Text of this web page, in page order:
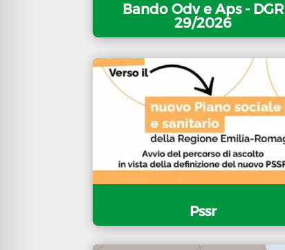
Bando Odv e Aps - DGR
29/2026
Pssr